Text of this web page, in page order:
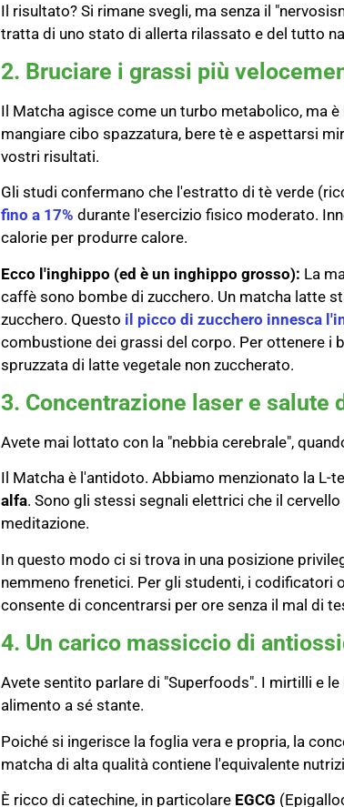
Il risultato? Si rimane svegli, ma senza il
tratta di uno stato di allerta rilassato e del tutto
2. Bruciare i grassi più
Il Matcha agisce come un turbo metabolico, ma
mangiare cibo spazzatura, bere tè e aspettarsi
vostri risultati.
Gli studi confermano che l'estratto di tè verde
fino a 17% durante l'esercizio fisico moderato.
calorie per produrre calore.
Ecco l'inghippo (ed è un inghippo grosso): La
caffè sono bombe di zucchero. Un matcha latte
zucchero. Questo il picco di zucchero innesca
combustione dei grassi del corpo. Per ottenere i
spruzzata di latte vegetale non zuccherato.
3. Concentrazione laser e salute
Avete mai lottato con la "nebbia cerebrale",
Il Matcha è l'antidoto. Abbiamo menzionato la L-
alfa. Sono gli stessi segnali elettrici che il
meditazione.
In questo modo ci si trova in una posizione
nemmeno frenetici. Per gli studenti, i codificatori
consente di concentrarsi per ore senza il mal di
4. Un carico massiccio di
Avete sentito parlare di "Superfoods". I mirtilli e
alimento a sé stante.
Poiché si ingerisce la foglia vera e propria, la
matcha di alta qualità contiene l'equivalente
È ricco di catechine, in particolare EGCG